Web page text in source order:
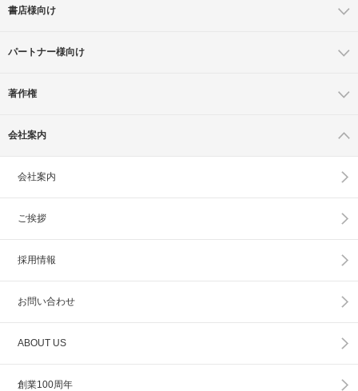
書店様向け
パートナー様向け
著作権
会社案内
会社案内
ご挨拶
採用情報
お問い合わせ
ABOUT US
創業100周年